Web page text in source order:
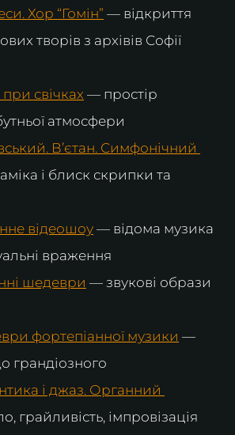
Хор “Гомін” — відкриття
творів з архівів Софії
свічках — простір
атмосфери
В’єтан. Симфонічний
і блиск скрипки та
відеошоу — відома музика
враження
шедеври — звукові образи
фортепіанної музики —
грандіозного
і джаз. Органний
грайливість, імпровізація